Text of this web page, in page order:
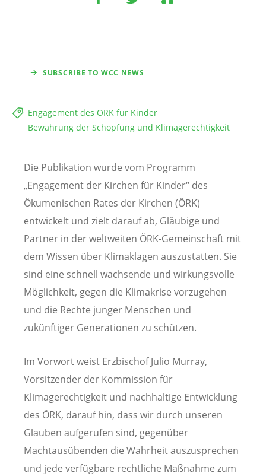
SUBSCRIBE TO WCC NEWS
Engagement des ÖRK für Kinder
Bewahrung der Schöpfung und Klimagerechtigkeit
Die Publikation wurde vom Programm
„Engagement der Kirchen für Kinder“ des
Ökumenischen Rates der Kirchen (ÖRK)
entwickelt und zielt darauf ab, Gläubige und
Partner in der weltweiten ÖRK-Gemeinschaft mit
dem Wissen über Klimaklagen auszustatten. Sie
sind eine schnell wachsende und wirkungsvolle
Möglichkeit, gegen die Klimakrise vorzugehen
und die Rechte junger Menschen und
zukünftiger Generationen zu schützen.
Im Vorwort weist Erzbischof Julio Murray,
Vorsitzender der Kommission für
Klimagerechtigkeit und nachhaltige Entwicklung
des ÖRK, darauf hin, dass wir durch unseren
Glauben aufgerufen sind, gegenüber
Machtausübenden die Wahrheit auszusprechen
und jede verfügbare rechtliche Maßnahme zum